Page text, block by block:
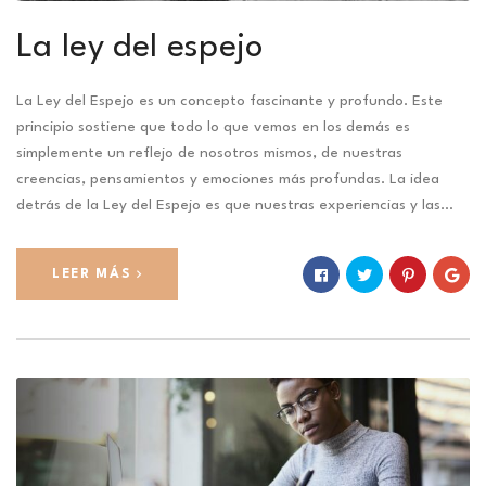
La ley del espejo
La Ley del Espejo es un concepto fascinante y profundo. Este
principio sostiene que todo lo que vemos en los demás es
simplemente un reflejo de nosotros mismos, de nuestras
creencias, pensamientos y emociones más profundas. La idea
detrás de la Ley del Espejo es que nuestras experiencias y las…
LEER MÁS